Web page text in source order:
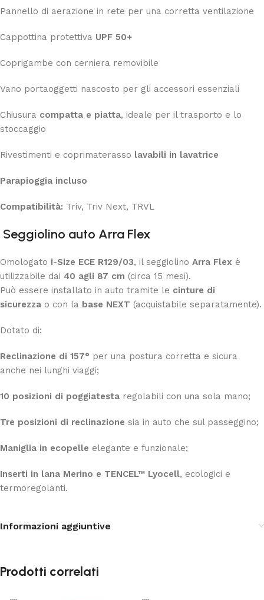
Pannello di aerazione in rete per una corretta ventilazione
Cappottina protettiva UPF 50+
Coprigambe con cerniera removibile
Vano portaoggetti nascosto per gli accessori essenziali
Chiusura compatta e piatta, ideale per il trasporto e lo
stoccaggio
Rivestimenti e coprimaterasso lavabili in lavatrice
Parapioggia incluso
Compatibilità: Triv, Triv Next, TRVL
Seggiolino auto Arra Flex
Omologato i-Size ECE R129/03, il seggiolino Arra Flex è
utilizzabile dai 40 agli 87 cm (circa 15 mesi).
Può essere installato in auto tramite le cinture di
sicurezza o con la base NEXT (acquistabile separatamente).
Dotato di:
Reclinazione di 157° per una postura corretta e sicura
anche nei lunghi viaggi;
10 posizioni di poggiatesta regolabili con una sola mano;
Tre posizioni di reclinazione sia in auto che sul passeggino;
Maniglia in ecopelle elegante e funzionale;
Inserti in lana Merino e TENCEL™ Lyocell, ecologici e
termoregolanti.
Informazioni aggiuntive
Prodotti correlati